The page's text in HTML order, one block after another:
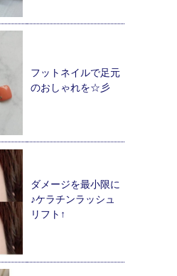
フットネイルで足元
のおしゃれを☆彡
ダメージを最小限に
♪ケラチンラッシュ
リフト↑